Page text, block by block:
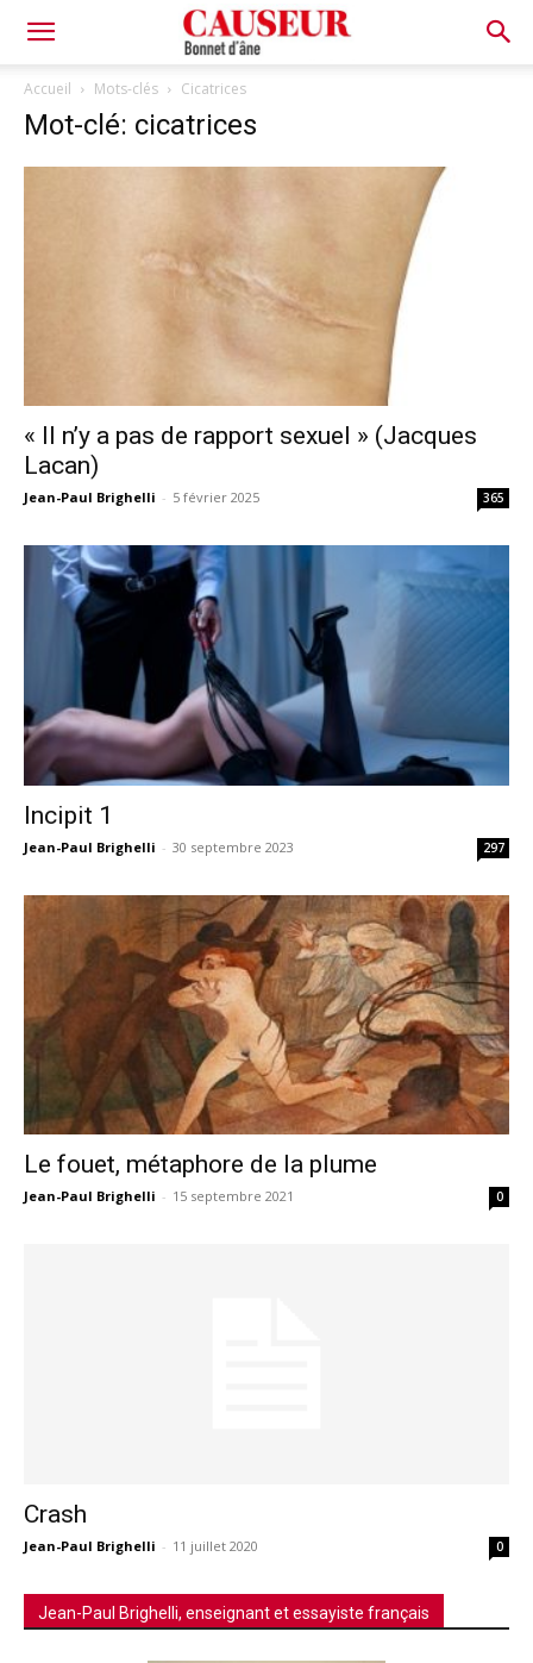
Bonnet
d'âne
Accueil Mots-clés Cicatrices
Mot-clé: cicatrices
« Il n’y a pas de rapport sexuel » (Jacques
Lacan)
Jean-Paul Brighelli - 5 février 2025 365
Incipit 1
Jean-Paul Brighelli - 30 septembre 2023 297
Le fouet, métaphore de la plume
Jean-Paul Brighelli - 15 septembre 2021 0
Crash
Jean-Paul Brighelli - 11 juillet 2020 0
Jean-Paul Brighelli, enseignant et essayiste français